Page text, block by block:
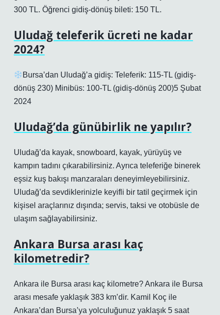
300 TL. Öğrenci gidiş-dönüş bileti: 150 TL.
Uludağ teleferik ücreti ne kadar
2024?
Bursa’dan Uludağ’a gidiş: Teleferik: 115-TL (gidiş-
dönüş 230) Minibüs: 100-TL (gidiş-dönüş 200)5 Şubat
2024
Uludağ’da günübirlik ne yapılır?
Uludağ’da kayak, snowboard, kayak, yürüyüş ve
kampın tadını çıkarabilirsiniz. Ayrıca teleferiğe binerek
eşsiz kuş bakışı manzaraları deneyimleyebilirsiniz.
Uludağ’da sevdiklerinizle keyifli bir tatil geçirmek için
kişisel araçlarınız dışında; servis, taksi ve otobüsle de
ulaşım sağlayabilirsiniz.
Ankara Bursa arası kaç
kilometredir?
Ankara ile Bursa arası kaç kilometre? Ankara ile Bursa
arası mesafe yaklaşık 383 km’dir. Kamil Koç ile
Ankara’dan Bursa’ya yolculuğunuz yaklaşık 5 saat